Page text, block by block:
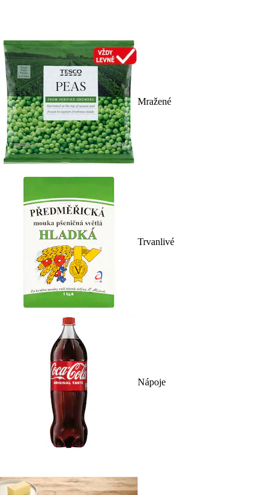
Mražené
Trvanlivé
Nápoje